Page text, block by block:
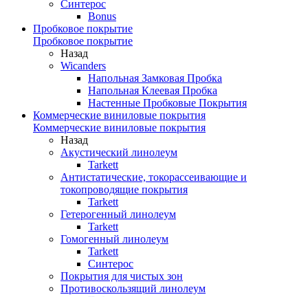
Синтерос
Bonus
Пробковое покрытие
Пробковое покрытие
Назад
Wicanders
Напольная Замковая Пробка
Напольная Клеевая Пробка
Настенные Пробковые Покрытия
Коммерческие виниловые покрытия
Коммерческие виниловые покрытия
Назад
Акустический линолеум
Tarkett
Антистатические, токорассеивающие и
токопроводящие покрытия
Tarkett
Гетерогенный линолеум
Tarkett
Гомогенный линолеум
Tarkett
Синтерос
Покрытия для чистых зон
Противоскользящий линолеум